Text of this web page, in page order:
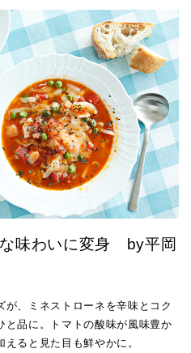
味わいに変身 by平岡
、ミネストローネを辛味とコク
と品に。トマトの酸味が風味豊か
ると見た目も鮮やかに。